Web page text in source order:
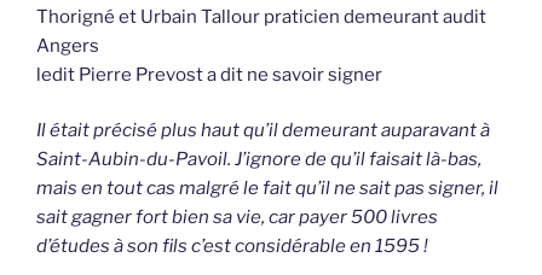
Thorigné et Urbain Tallour praticien demeurant audit
Angers
ledit Pierre Prevost a dit ne savoir signer
Il était précisé plus haut qu’il demeurant auparavant à
Saint-Aubin-du-Pavoil. J’ignore de qu’il faisait là-bas,
mais en tout cas malgré le fait qu’il ne sait pas signer, il
sait gagner fort bien sa vie, car payer 500 livres
d’études à son fils c’est considérable en 1595 !